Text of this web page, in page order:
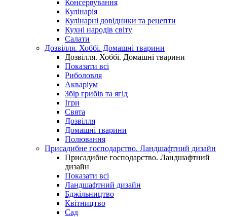
Консервування
Кулінарія
Кулінарні довідники та рецепти
Кухні народів світу
Салати
Дозвілля. Хоббі. Домашні тварини
Дозвілля. Хоббі. Домашні тварини
Показати всі
Риболовля
Акваріум
Збір грибів та ягід
Ігри
Свята
Дозвілля
Домашні тварини
Полювання
Присадибне господарство. Ландшафтний дизайн
Присадибне господарство. Ландшафтний
дизайн
Показати всі
Ландшафтний дизайн
Бджільництво
Квітництво
Сад